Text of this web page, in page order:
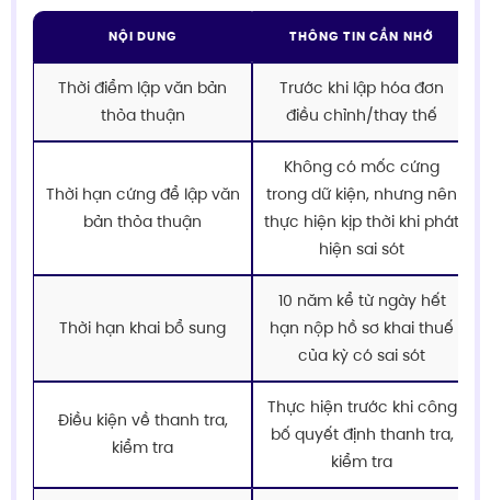
NỘI DUNG THÔNG TIN CẦN NHỚ
Thời điểm lập văn bản
thỏa thuận
Trước khi lập hóa đơn
điều chỉnh/thay thế
Thời hạn cứng để lập văn
bản thỏa thuận
Không có mốc cứng
trong dữ kiện, nhưng nên
thực hiện kịp thời khi phát
hiện sai sót
Thời hạn khai bổ sung
10 năm kể từ ngày hết
hạn nộp hồ sơ khai thuế
của kỳ có sai sót
Điều kiện về thanh tra,
kiểm tra
Thực hiện trước khi công
bố quyết định thanh tra,
kiểm tra